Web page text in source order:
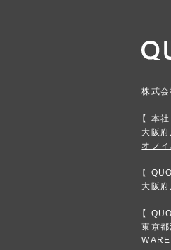
株式
本社
大阪
オフ
大阪
東京